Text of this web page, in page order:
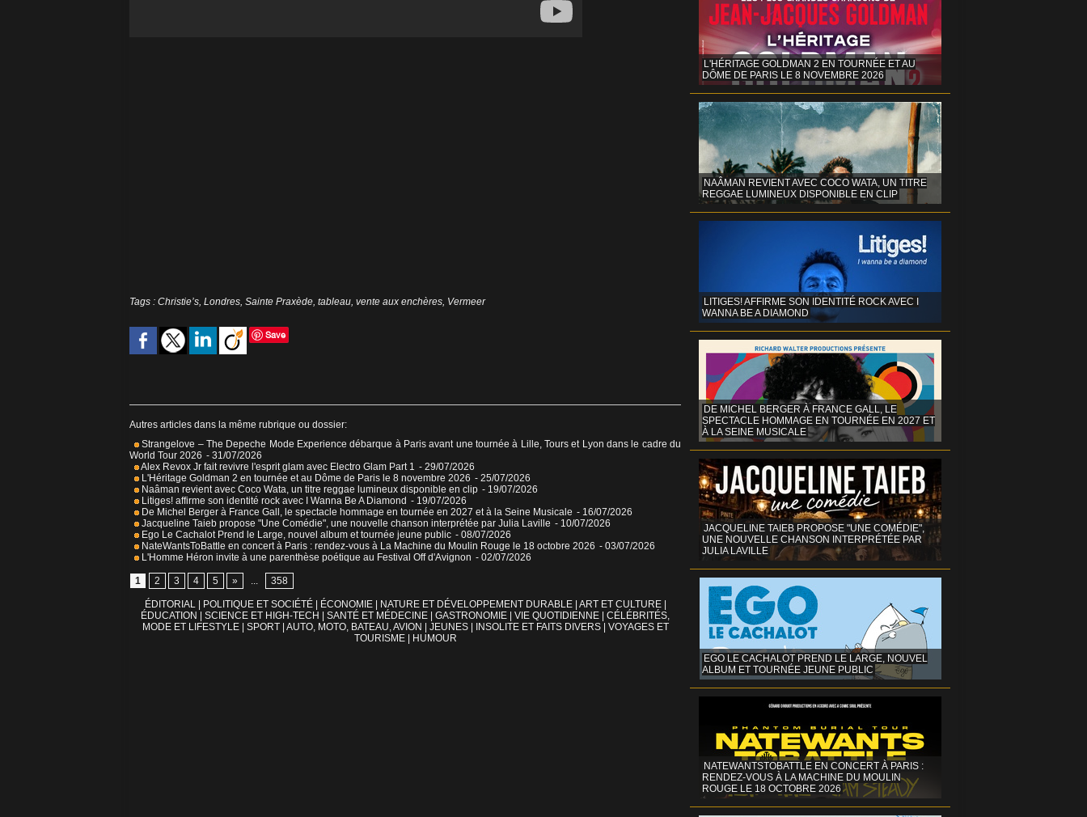
Tags : Christie’s, Londres, Sainte Praxède, tableau, vente aux enchères, Vermeer
Save
Autres articles dans la même rubrique ou dossier:
Strangelove – The Depeche Mode Experience débarque à Paris avant une tournée à Lille, Tours et Lyon dans le cadre du
World Tour 2026 - 31/07/2026
Alex Revox Jr fait revivre l'esprit glam avec Electro Glam Part 1 - 29/07/2026
L'Héritage Goldman 2 en tournée et au Dôme de Paris le 8 novembre 2026 - 25/07/2026
Naâman revient avec Coco Wata, un titre reggae lumineux disponible en clip - 19/07/2026
Litiges! affirme son identité rock avec I Wanna Be A Diamond - 19/07/2026
De Michel Berger à France Gall, le spectacle hommage en tournée en 2027 et à la Seine Musicale - 16/07/2026
Jacqueline Taieb propose "Une Comédie", une nouvelle chanson interprétée par Julia Laville - 10/07/2026
Ego Le Cachalot Prend le Large, nouvel album et tournée jeune public - 08/07/2026
NateWantsToBattle en concert à Paris : rendez-vous à La Machine du Moulin Rouge le 18 octobre 2026 - 03/07/2026
L'Homme Héron invite à une parenthèse poétique au Festival Off d'Avignon - 02/07/2026
1 2 3 4 5 » ... 358
ÉDITORIAL POLITIQUE ET SOCIÉTÉ ÉCONOMIE NATURE ET DÉVELOPPEMENT DURABLE ART ET CULTURE
ÉDUCATION
SCIENCE ET HIGH-TECH SANTÉ ET MÉDECINE GASTRONOMIE VIE QUOTIDIENNE
CÉLÉBRITÉS,
MODE ET LIFESTYLE
SPORT AUTO, MOTO, BATEAU, AVION JEUNES INSOLITE ET FAITS DIVERS
VOYAGES ET
TOURISME
HUMOUR
L'HÉRITAGE GOLDMAN 2 EN TOURNÉE ET AU
DÔME DE PARIS LE 8 NOVEMBRE 2026
NAÂMAN REVIENT AVEC COCO WATA, UN TITRE
REGGAE LUMINEUX DISPONIBLE EN CLIP
LITIGES! AFFIRME SON IDENTITÉ ROCK AVEC I
WANNA BE A DIAMOND
DE MICHEL BERGER À FRANCE GALL, LE
SPECTACLE HOMMAGE EN TOURNÉE EN 2027 ET
À LA SEINE MUSICALE
JACQUELINE TAIEB PROPOSE "UNE COMÉDIE",
UNE NOUVELLE CHANSON INTERPRÉTÉE PAR
JULIA LAVILLE
EGO LE CACHALOT PREND LE LARGE, NOUVEL
ALBUM ET TOURNÉE JEUNE PUBLIC
NATEWANTSTOBATTLE EN CONCERT À PARIS :
RENDEZ-VOUS À LA MACHINE DU MOULIN
ROUGE LE 18 OCTOBRE 2026